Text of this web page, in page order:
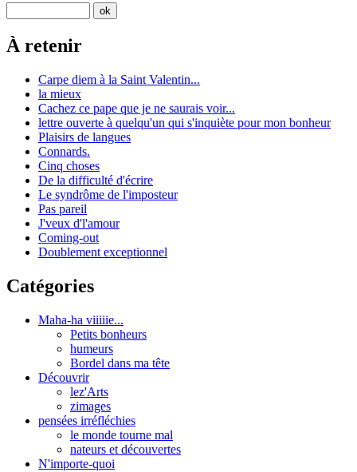
À retenir
Carpe diem à la Saint Valentin...
la mieux
Cachez ce pape que je ne saurais voir...
lettre ouverte à quelqu'un qui s'inquiète pour mon bonheur
Plaisirs de langues
Connards.
Cinq choses
De la difficulté d'écrire
Le syndrôme de l'imposteur
Pas pareil
J'veux d'l'amour
Coming-out
Doublement exceptionnel
Catégories
Maha-ha viiiiie...
Petits bonheurs
humeurs
Bordel dans ma tête
Découvrir
lez'Arts
zimages
pensées irréfléchies
le monde tourne mal
nateurs et découvertes
N'importe-quoi